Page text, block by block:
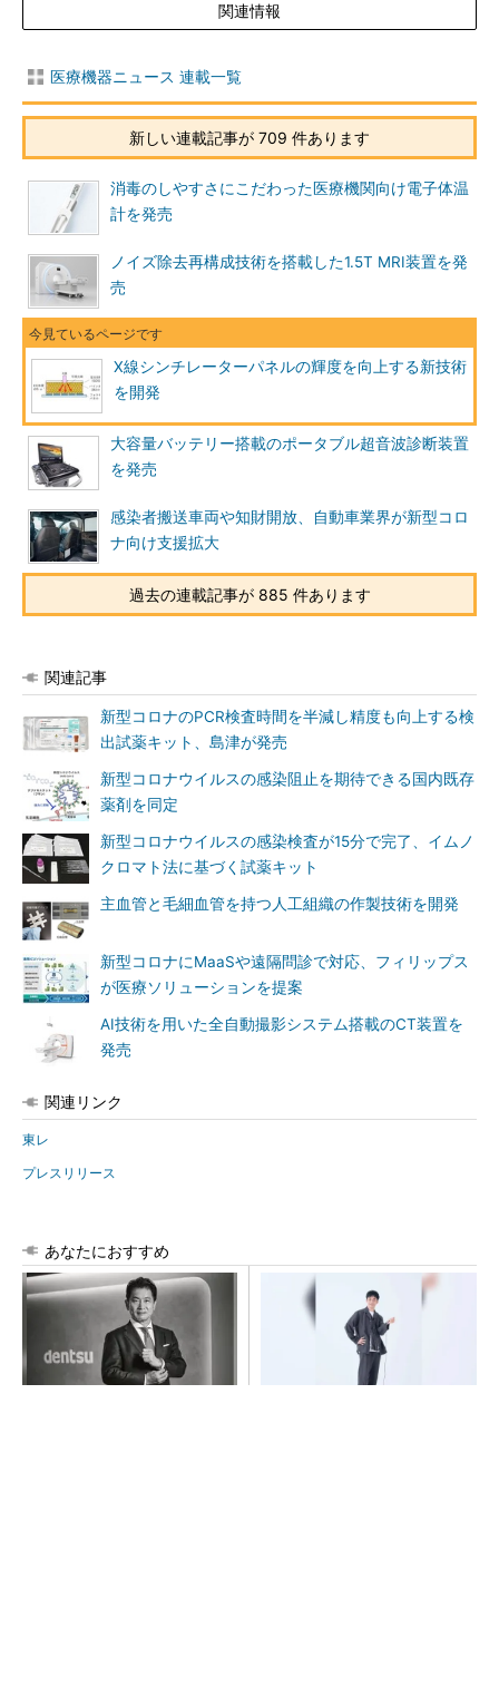
関連情報
医療機器ニュース 連載一覧
新しい連載記事が 709 件あります
消毒のしやすさにこだわった医療機関向け電子体温
計を発売
ノイズ除去再構成技術を搭載した1.5T MRI装置を発
売
X線シンチレーターパネルの輝度を向上する新技術
を開発
大容量バッテリー搭載のポータブル超音波診断装置
を発売
感染者搬送車両や知財開放、自動車業界が新型コロ
ナ向け支援拡大
過去の連載記事が 885 件あります
関連記事
新型コロナのPCR検査時間を半減し精度も向上する検
出試薬キット、島津が発売
新型コロナウイルスの感染阻止を期待できる国内既存
薬剤を同定
新型コロナウイルスの感染検査が15分で完了、イムノ
クロマト法に基づく試薬キット
主血管と毛細血管を持つ人工組織の作製技術を開発
新型コロナにMaaSや遠隔問診で対応、フィリップス
が医療ソリューションを提案
AI技術を用いた全自動撮影システム搭載のCT装置を
発売
関連リンク
東レ
プレスリリース
あなたにおすすめ